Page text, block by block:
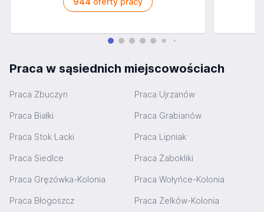
Praca w sąsiednich miejscowościach
Praca Zbuczyn Praca Ujrzanów
Praca Białki Praca Grabianów
Praca Stok Lacki Praca Lipniak
Praca Siedlce Praca Żabokliki
Praca Gręzówka-Kolonia Praca Wołyńce-Kolonia
Praca Błogoszcz Praca Żelków-Kolonia